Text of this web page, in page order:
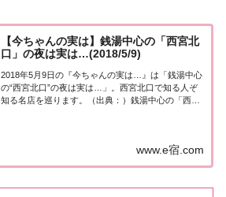
【今ちゃんの実は】銭湯中心の「西宮北
口」の夜は実は…(2018/5/9)
2018年5月9日の『今ちゃんの実は…』は「銭湯中心
の“西宮北口”の夜は実は…」。西宮北口で知る人ぞ
知る名店を巡ります。（出典：）銭湯中心の「西宮
www.e宿.com